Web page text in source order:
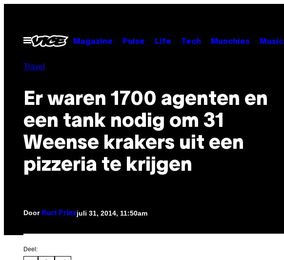
Open
menu
Magazine Pulse Life Tech Munchies Music
Travel
Er waren 1700 agenten en
een tank nodig om 31
Weense krakers uit een
pizzeria te krijgen
Door Kurt Prinzjuli 31, 2014, 11:50am
Deel: